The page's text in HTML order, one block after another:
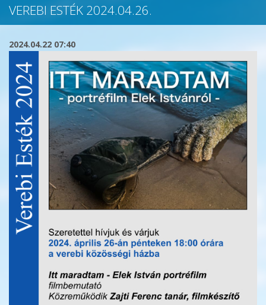
VEREBI ESTÉK 2024.04.26.
2024.04.22 07:40